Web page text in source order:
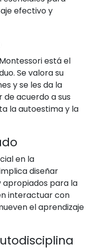
efectivo y
está el
Se valora su
y se les da la
acuerdo a sus
la autoestima y la
en la
diseñar
apropiados para la
interactuar con
el aprendizaje